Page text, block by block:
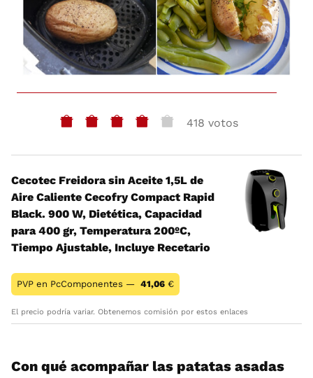
418 votos
Cecotec Freidora sin Aceite 1,5L de
Aire Caliente Cecofry Compact Rapid
Black. 900 W, Dietética, Capacidad
para 400 gr, Temperatura 200ºC,
Tiempo Ajustable, Incluye Recetario
PVP en PcComponentes — 41,06 €
El precio podría variar. Obtenemos comisión por estos enlaces
Con qué acompañar las patatas asadas